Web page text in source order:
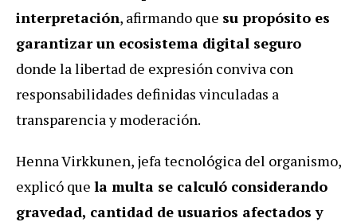
interpretación, afirmando que su propósito es
garantizar un ecosistema digital seguro
donde la libertad de expresión conviva con
responsabilidades definidas vinculadas a
transparencia y moderación.
Henna Virkkunen, jefa tecnológica del organismo,
explicó que la multa se calculó considerando
gravedad, cantidad de usuarios afectados y